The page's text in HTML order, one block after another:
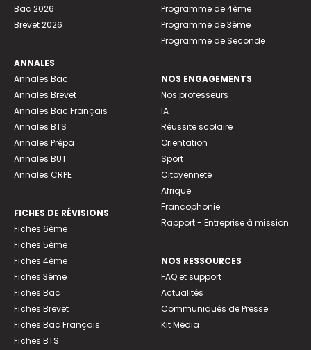
Bac 2026
Brevet 2026
ANNALES
Annales Bac
Annales Brevet
Annales Bac Français
Annales BTS
Annales Prépa
Annales BUT
Annales CRPE
FICHES DE RÉVISIONS
Fiches 6ème
Fiches 5ème
Fiches 4ème
Fiches 3ème
Fiches Bac
Fiches Brevet
Fiches Bac Français
Fiches BTS
Programme de 4ème
Programme de 3ème
Programme de Seconde
NOS ENGAGEMENTS
Nos professeurs
IA
Réussite scolaire
Orientation
Sport
Citoyenneté
Afrique
Francophonie
Rapport - Entreprise à mission
NOS RESSOURCES
FAQ et support
Actualités
Communiqués de Presse
Kit Média